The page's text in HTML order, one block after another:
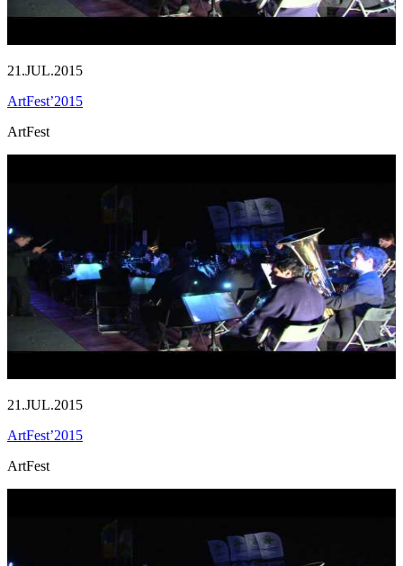
21.JUL.2015
ArtFest’2015
ArtFest
21.JUL.2015
ArtFest’2015
ArtFest